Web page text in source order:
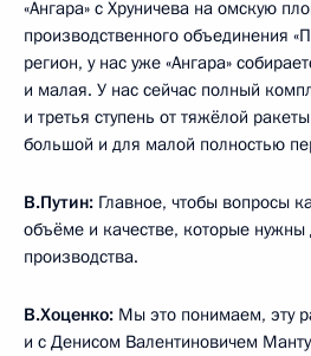
«Ангара» с Хруничева на омскую
производственного объединения
регион, у нас уже «Ангара»
и малая. У нас сейчас полный
и третья ступень от тяжёлой
большой и для малой полностью
В.Путин: Главное, чтобы вопросы
объёме и качестве, которые
производства.
В.Хоценко: Мы это понимаем, эту
и с Денисом Валентиновичем